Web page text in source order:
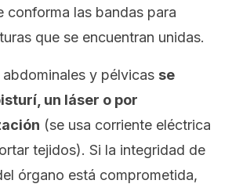
conforma las bandas para
que se encuentran unidas.
y pélvicas se
un láser o por
(se usa corriente eléctrica
tejidos). Si la integridad de
órgano está comprometida,